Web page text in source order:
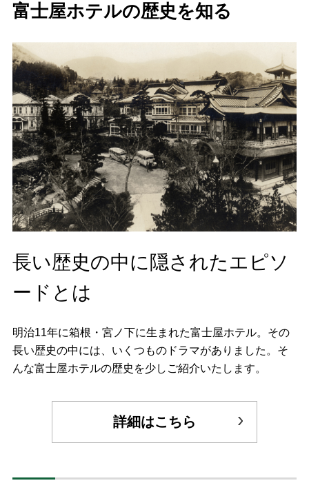
富士屋ホテルの歴史を知る
長い歴史の中に隠されたエピソ
ードとは
明治11年に箱根・宮ノ下に生まれた富士屋ホテル。その
長い歴史の中には、いくつものドラマがありました。そ
んな富士屋ホテルの歴史を少しご紹介いたします。
詳細はこちら